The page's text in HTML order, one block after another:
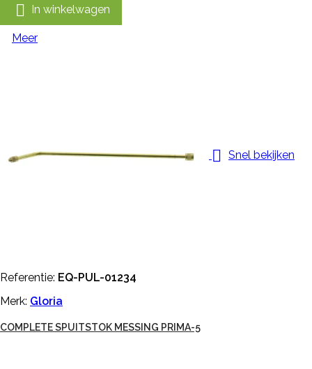
 In winkelwagen
Meer
 Snel bekijken
Referentie: EQ-PUL-01234
Merk: Gloria
COMPLETE SPUITSTOK MESSING PRIMA-5